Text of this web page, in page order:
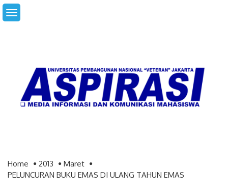
Skip
to
Home 2013
Maret
PELUNCURAN BUKU EMAS DI ULANG TAHUN EMAS